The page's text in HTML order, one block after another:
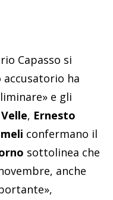
Capasso si
accusatorio ha
e gli
, Ernesto
confermano il
sottolinea che
anche